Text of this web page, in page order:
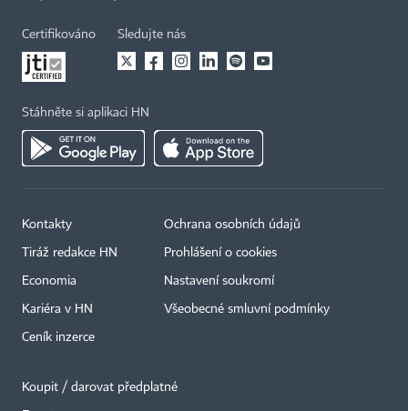
Certifikováno Sledujte nás
Stáhněte si aplikaci HN
Kontakty
Tiráž redakce HN
Economia
Kariéra v HN
Ceník inzerce
Ochrana osobních údajů
Prohlášení o cookies
Nastavení soukromí
Všeobecné smluvní podmínky
Koupit / darovat předplatné